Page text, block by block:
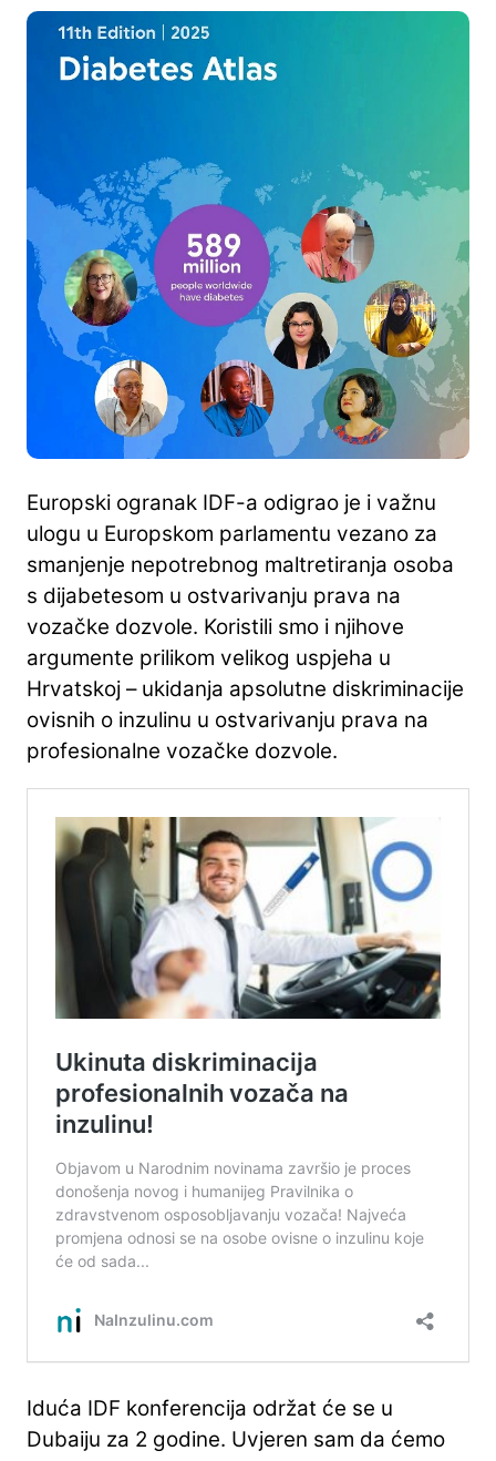
Europski ogranak IDF-a odigrao je i važnu
ulogu u Europskom parlamentu vezano za
smanjenje nepotrebnog maltretiranja osoba
s dijabetesom u ostvarivanju prava na
vozačke dozvole. Koristili smo i njihove
argumente prilikom velikog uspjeha u
Hrvatskoj – ukidanja apsolutne diskriminacije
ovisnih o inzulinu u ostvarivanju prava na
profesionalne vozačke dozvole.
Iduća IDF konferencija održat će se u
Dubaiju za 2 godine. Uvjeren sam da ćemo